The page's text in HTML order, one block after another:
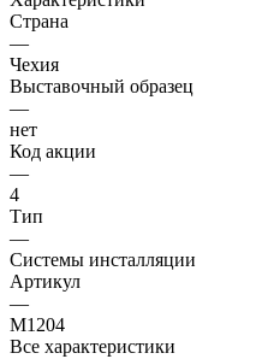
Страна
—
Чехия
Выставочный образец
—
нет
Код акции
—
4
Тип
—
Системы инсталляции
Артикул
—
M1204
Все характеристики